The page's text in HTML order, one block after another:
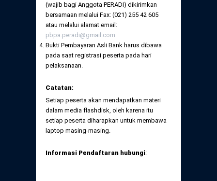
(wajib bagi Anggota PERADI) dikirimkan
bersamaan melalui Fax: (021) 255 42 605
atau melalui alamat email:
pbpa.peradi@gmail.com
Bukti Pembayaran Asli Bank harus dibawa
pada saat registrasi peserta pada hari
pelaksanaan.
Catatan:
Setiap peserta akan mendapatkan materi
dalam media flashdisk, oleh karena itu
setiap peserta diharapkan untuk membawa
laptop masing-masing.
Informasi Pendaftaran hubungi: